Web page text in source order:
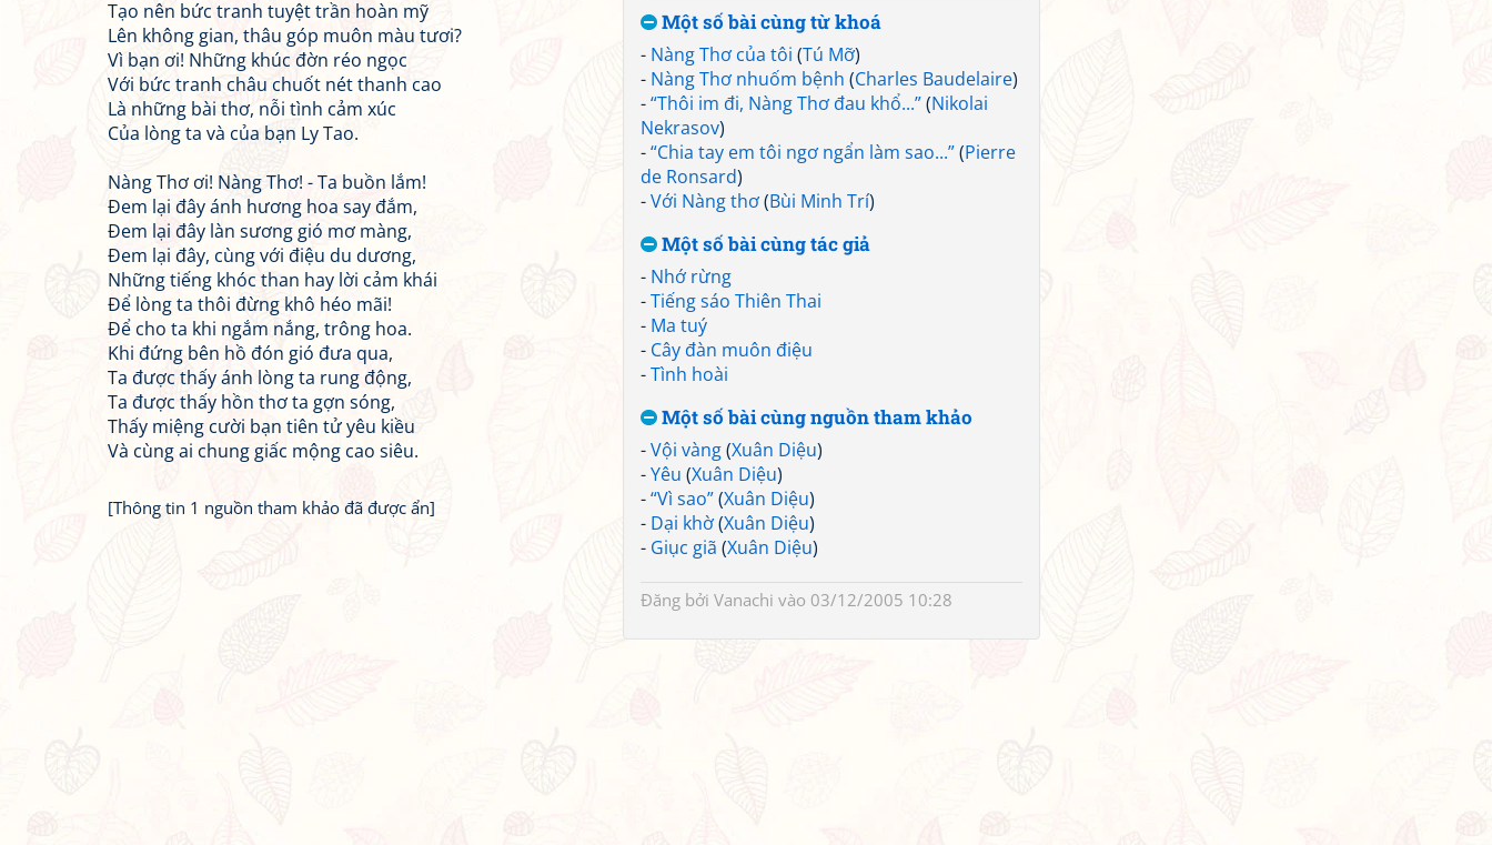
Một số bài cùng từ khoá
- Nàng Thơ của tôi (Tú Mỡ)
- Nàng Thơ nhuốm bệnh (Charles Baudelaire)
-“Thôi im đi, Nàng Thơ đau khổ...”(Nikolai
Nekrasov)
-“Chia tay em tôi ngơ ngẩn làm sao...”(Pierre
de Ronsard)
-Với Nàng thơ(Bùi Minh Trí)
Một số bài cùng tác giả
- Nhớ rừng
-Tiếng sáo Thiên Thai
- Ma tuý
- Cây đàn muôn điệu
-Tình hoài
Một số bài cùng nguồn tham khảo
-Vội vàng(Xuân Diệu)
-Yêu (Xuân Diệu)
-“Vì sao”(Xuân Diệu)
- Dại khờ(Xuân Diệu)
- Giục giã (Xuân Diệu)
Đăng bởi Vanachi vào 03/12/2005 10:28
Tạo nên bức tranh tuyệt trần hoàn mỹ
Lên không gian, thâu góp muôn màu tươi?
Vì bạn ơi! Những khúc đờn réo ngọc
Với bức tranh châu chuốt nét thanh cao
Là những bài thơ, nỗi tình cảm xúc
Của lòng ta và của bạn Ly Tao.
Nàng Thơ ơi! Nàng Thơ! - Ta buồn lắm!
Đem lại đây ánh hương hoa say đắm,
Đem lại đây làn sương gió mơ màng,
Đem lại đây, cùng với điệu du dương,
Những tiếng khóc than hay lời cảm khái
Để lòng ta thôi đừng khô héo mãi!
Để cho ta khi ngắm nắng, trông hoa.
Khi đứng bên hồ đón gió đưa qua,
Ta được thấy ánh lòng ta rung động,
Ta được thấy hồn thơ ta gợn sóng,
Thấy miệng cười bạn tiên tử yêu kiều
Và cùng ai chung giấc mộng cao siêu.
[Thông tin 1 nguồn tham khảo đã được ẩn]